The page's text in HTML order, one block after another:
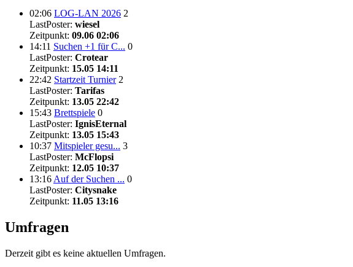
02:06 LOG-LAN 2026 2
LastPoster: wiesel
Zeitpunkt: 09.06 02:06
14:11 Suchen +1 für C... 0
LastPoster: Crotear
Zeitpunkt: 15.05 14:11
22:42 Startzeit Turnier 2
LastPoster: Tarifas
Zeitpunkt: 13.05 22:42
15:43 Brettspiele 0
LastPoster: IgnisEternal
Zeitpunkt: 13.05 15:43
10:37 Mitspieler gesu... 3
LastPoster: McFlopsi
Zeitpunkt: 12.05 10:37
13:16 Auf der Suchen ... 0
LastPoster: Citysnake
Zeitpunkt: 11.05 13:16
Umfragen
Derzeit gibt es keine aktuellen Umfragen.